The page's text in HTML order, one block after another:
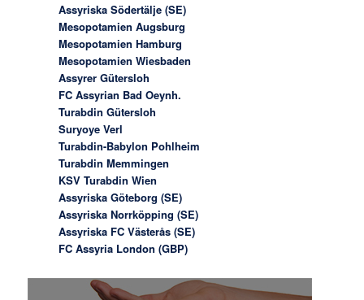
Assyriska Södertälje (SE)
Mesopotamien Augsburg
Mesopotamien Hamburg
Mesopotamien Wiesbaden
Assyrer Gütersloh
FC Assyrian Bad Oeynh.
Turabdin Gütersloh
Suryoye Verl
Turabdin-Babylon Pohlheim
Turabdin Memmingen
KSV Turabdin Wien
Assyriska Göteborg (SE)
Assyriska Norrköpping (SE)
Assyriska FC Västerås (SE)
FC Assyria London (GBP)